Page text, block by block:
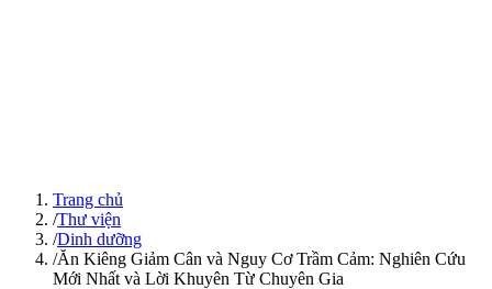
Trang chủ
/Thư viện
/Dinh dưỡng
/Ăn Kiêng Giảm Cân và Nguy Cơ Trầm Cảm: Nghiên Cứu
Mới Nhất và Lời Khuyên Từ Chuyên Gia